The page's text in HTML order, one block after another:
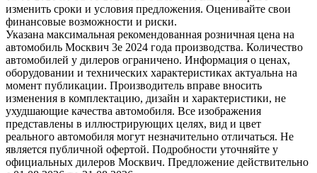
изменить сроки и условия предложения. Оценивайте свои
финансовые возможности и риски.
Указана максимальная рекомендованная розничная цена на
автомобиль Москвич 3e 2024 года производства. Количество
автомобилей у дилеров ограничено. Информация о ценах,
оборудовании и технических характеристиках актуальна на
момент публикации. Производитель вправе вносить
изменения в комплектацию, дизайн и характеристики, не
ухудшающие качества автомобиля. Все изображения
представлены в иллюстрирующих целях, вид и цвет
реального автомобиля могут незначительно отличаться. Не
является публичной офертой. Подробности уточняйте у
официальных дилеров Москвич. Предложение действительно